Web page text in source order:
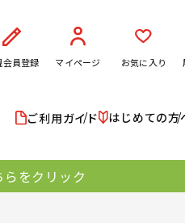
会員登録 マイページ お気に入り
ご利用ガイド はじめての方
をクリック